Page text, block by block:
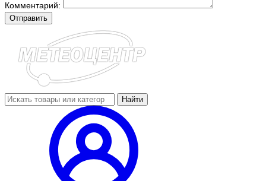
Комментарий:
Отправить
Найти